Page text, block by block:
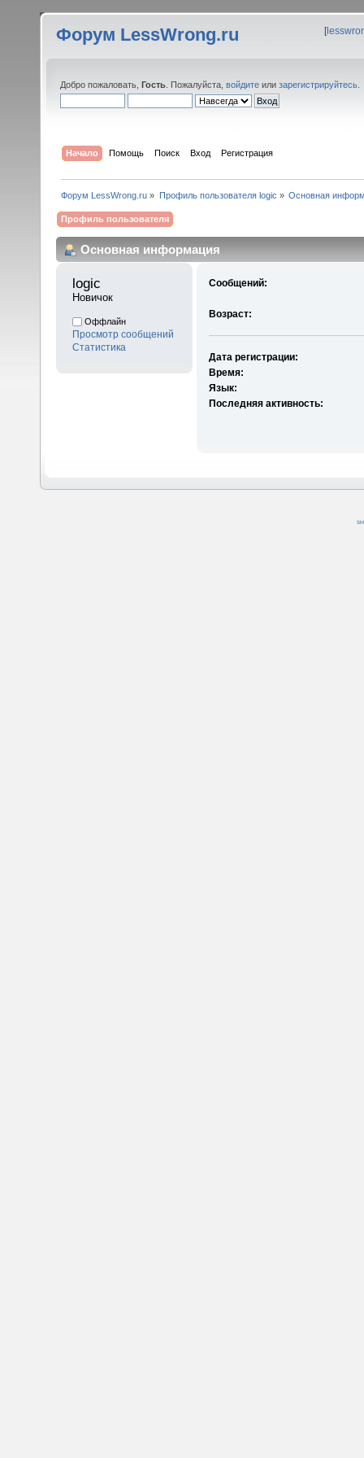
Форум LessWrong.ru [
Добро пожаловать, Гость . Пожалуйста, войдите или зарегистрируйтесь
Начало Помощь Поиск Вход Регистрация
Форум LessWrong.ru » Профиль пользователя logic » Основная
Профиль пользователя
Основная информация
logic
Новичок
Оффлайн
Просмотр сообщений
Статистика
Сообщений:
Возраст:
Дата регистрации:
Время:
Язык:
Последняя активность: